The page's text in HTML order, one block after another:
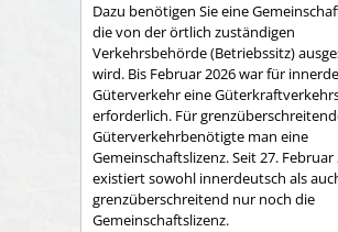
Dazu benötigen Sie eine
die von der örtlich zuständigen
Verkehrsbehörde (Betriebssitz)
wird. Bis Februar 2026 war für
Güterverkehr eine
erforderlich. Für
Güterverkehrbenötigte man eine
Gemeinschaftslizenz. Seit 27. Februar
existiert sowohl innerdeutsch als
grenzüberschreitend nur noch die
Gemeinschaftslizenz.